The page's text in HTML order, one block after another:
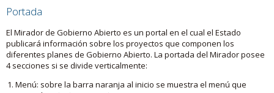
Portada
El Mirador de Gobierno Abierto es un portal en el cual el Estado
publicará información sobre los proyectos que componen los
diferentes planes de Gobierno Abierto. La portada del Mirador posee
4 secciones si se divide verticalmente:
Menú: sobre la barra naranja al inicio se muestra el menú que